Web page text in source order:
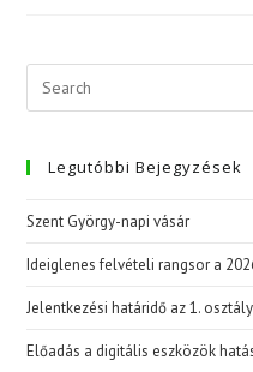
Legutóbbi Bejegyzések
Szent György-napi vásár
Ideiglenes felvételi rangsor a
Jelentkezési határidő az 1.
Előadás a digitális eszközök